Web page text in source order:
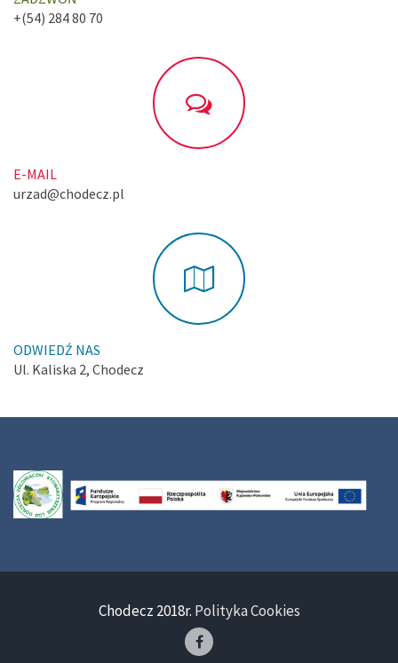
+(54) 284 80 70
E-MAIL
urzad@chodecz.pl
ODWIEDŹ NAS
Ul. Kaliska 2, Chodecz
Chodecz 2018r. Polityka Cookies